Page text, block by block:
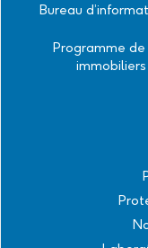
Bureau
Programme